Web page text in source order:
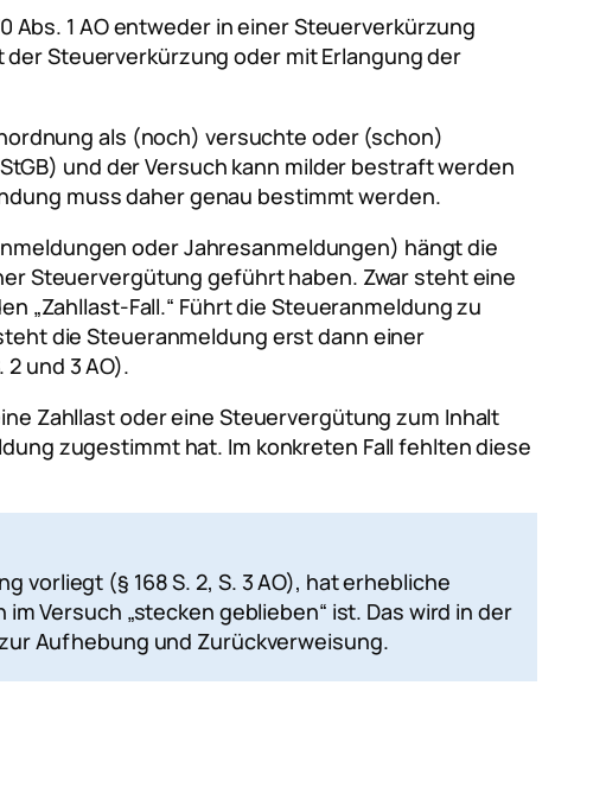
1 AO entweder in einer Steuerverkürzung
Steuerverkürzung oder mit Erlangung der
als (noch) versuchte oder (schon)
und der Versuch kann milder bestraft werden
muss daher genau bestimmt werden.
oder Jahresanmeldungen) hängt die
Steuervergütung geführt haben. Zwar steht eine
„Zahllast-Fall.“ Führt die Steueranmeldung zu
die Steueranmeldung erst dann einer
und 3 AO).
Zahllast oder eine Steuervergütung zum Inhalt
zugestimmt hat. Im konkreten Fall fehlten diese
vorliegt (§ 168 S. 2, S. 3 AO), hat erhebliche
Versuch „stecken geblieben“ ist. Das wird in der
Aufhebung und Zurückverweisung.